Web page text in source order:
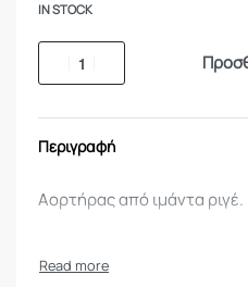
IN STOCK
Περιγραφή
Αορτήρας από ιμάντα ριγέ.